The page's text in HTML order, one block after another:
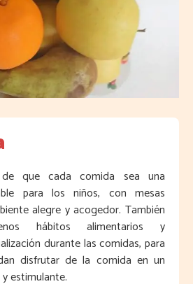
que cada comida sea una
para los niños, con mesas
alegre y acogedor. También
hábitos alimentarios y
durante las comidas, para
disfrutar de la comida en un
estimulante.